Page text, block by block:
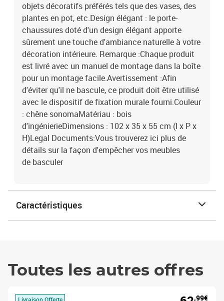
objets décoratifs préférés tels que des vases, des
plantes en pot, etc.Design élégant : le porte-
chaussures doté d'un design élégant apporte
sûrement une touche d'ambiance naturelle à votre
décoration intérieure. Remarque :Chaque produit
est livré avec un manuel de montage dans la boîte
pour un montage facile.Avertissement :Afin
d'éviter qu'il ne bascule, ce produit doit être utilisé
avec le dispositif de fixation murale fourni.Couleur
: chêne sonomaMatériau : bois
d'ingénierieDimensions : 102 x 35 x 55 cm (l x P x
H)Legal Documents:Vous trouverez ici plus de
détails sur la façon d'empêcher vos meubles
de basculer
Caractéristiques
Toutes les autres offres
Livraison Offerte ,99€